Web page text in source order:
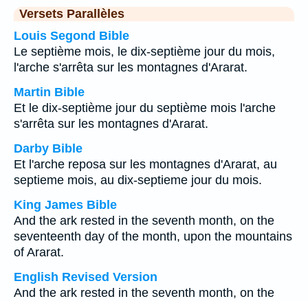
Versets Parallèles
Louis Segond Bible
Le septième mois, le dix-septième jour du mois,
l'arche s'arrêta sur les montagnes d'Ararat.
Martin Bible
Et le dix-septième jour du septième mois l'arche
s'arrêta sur les montagnes d'Ararat.
Darby Bible
Et l'arche reposa sur les montagnes d'Ararat, au
septieme mois, au dix-septieme jour du mois.
King James Bible
And the ark rested in the seventh month, on the
seventeenth day of the month, upon the mountains
of Ararat.
English Revised Version
And the ark rested in the seventh month, on the